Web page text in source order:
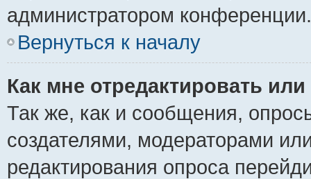
администратором конференции.
Вернуться к началу
Как мне отредактировать
Так же, как и сообщения,
создателями, модераторами
редактирования опроса